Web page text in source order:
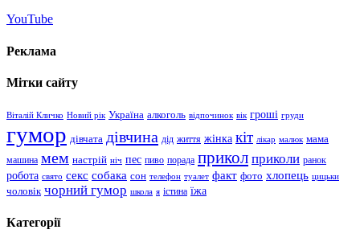
YouTube
Реклама
Мітки сайту
Віталій Кличко Новий рік Україна алкоголь відпочинок вік гроші груди
гумор дівчата дівчина дід життя жінка кіт лікар малюк мама
машина мем настрій ніч пес пиво порада прикол приколи ранок
робота свято секс собака сон телефон туалет факт фото хлопець цицьки
чоловік чорний гумор школа я істина їжа
Категорії